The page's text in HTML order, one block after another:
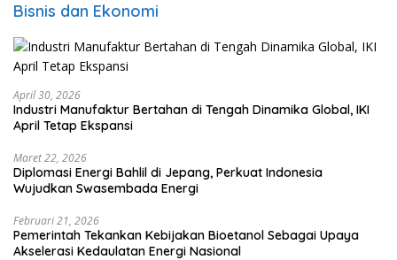
Bisnis dan Ekonomi
April 30, 2026
Industri Manufaktur Bertahan di Tengah Dinamika Global, IKI
April Tetap Ekspansi
Maret 22, 2026
Diplomasi Energi Bahlil di Jepang, Perkuat Indonesia
Wujudkan Swasembada Energi
Februari 21, 2026
Pemerintah Tekankan Kebijakan Bioetanol Sebagai Upaya
Akselerasi Kedaulatan Energi Nasional